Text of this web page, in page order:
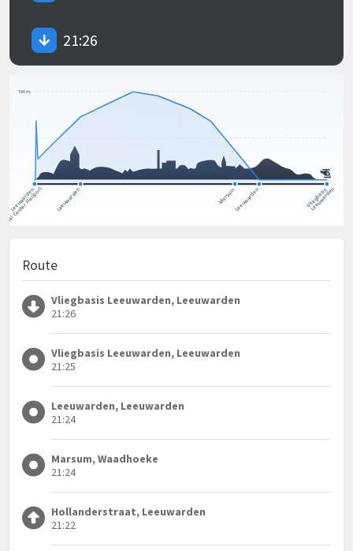
21:26
Route
Vliegbasis Leeuwarden, Leeuwarden
21:26
Vliegbasis Leeuwarden, Leeuwarden
21:25
Leeuwarden, Leeuwarden
21:24
Marsum, Waadhoeke
21:24
Hollanderstraat, Leeuwarden
21:22